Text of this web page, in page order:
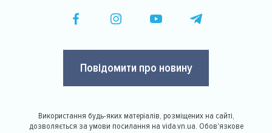
Повідомити про новину
Використання будь-яких матеріалів, розміщених на сайті,
дозволяється за умови посилання на vida.vn.ua. Обов'язкове